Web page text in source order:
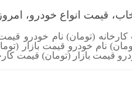
خودرو، امروز ۱۱ تیر ۱۴۰۵ به شرح زیر است:
(تومان) نام خودرو
نام خودرو قیمت بازار
قیمت بازار (تومان) قیمت